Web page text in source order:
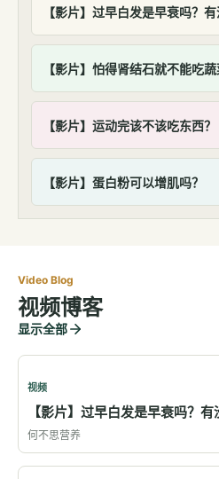
【影片】过早白发是早衰吗？有
【影片】怕得肾结石就不能吃蔬
【影片】运动完该不该吃东西？
【影片】蛋白粉可以增肌吗？
Video Blog
视频博客
显示全部
视频
【影片】过早白发是早衰吗？有
何不思营养